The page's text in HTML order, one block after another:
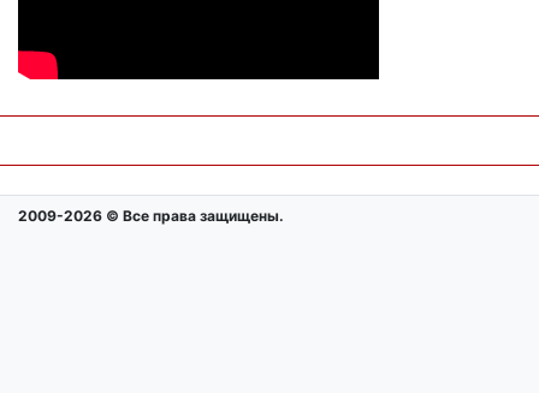
2009-2026 © Все права защищены.